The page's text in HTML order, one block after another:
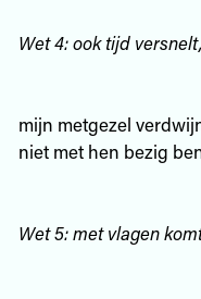
Wet 4: ook tijd
mijn metgezel
niet met hen bezig
Wet 5: met vlagen